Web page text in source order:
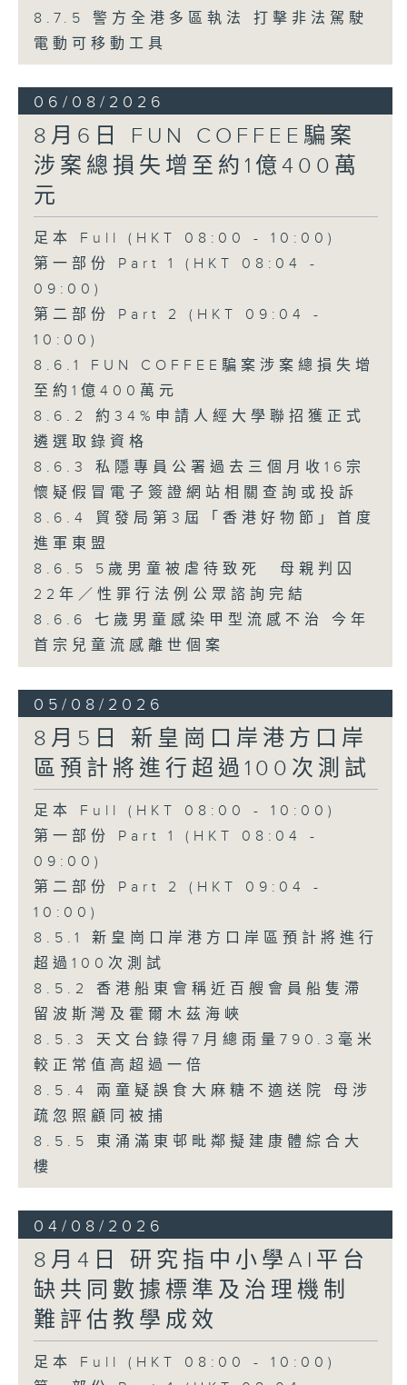
8.7.5 警方全港多區執法 打擊非法駕駛
電動可移動工具
06/08/2026
8月6日 FUN COFFEE騙案
涉案總損失增至約1億400萬
元
足本 Full (HKT 08:00 - 10:00)
第一部份 Part 1 (HKT 08:04 -
09:00)
第二部份 Part 2 (HKT 09:04 -
10:00)
8.6.1 FUN COFFEE騙案涉案總損失增
至約1億400萬元
8.6.2 約34%申請人經大學聯招獲正式
遴選取錄資格
8.6.3 私隱專員公署過去三個月收16宗
懷疑假冒電子簽證網站相關查詢或投訴
8.6.4 貿發局第3屆「香港好物節」首度
進軍東盟
8.6.5 5歲男童被虐待致死 母親判囚
22年／性罪行法例公眾諮詢完結
8.6.6 七歲男童感染甲型流感不治 今年
首宗兒童流感離世個案
05/08/2026
8月5日 新皇崗口岸港方口岸
區預計將進行超過100次測試
足本 Full (HKT 08:00 - 10:00)
第一部份 Part 1 (HKT 08:04 -
09:00)
第二部份 Part 2 (HKT 09:04 -
10:00)
8.5.1 新皇崗口岸港方口岸區預計將進行
超過100次測試
8.5.2 香港船東會稱近百艘會員船隻滯
留波斯灣及霍爾木茲海峽
8.5.3 天文台錄得7月總雨量790.3毫米
較正常值高超過一倍
8.5.4 兩童疑誤食大麻糖不適送院 母涉
疏忽照顧同被捕
8.5.5 東涌滿東邨毗鄰擬建康體綜合大
樓
04/08/2026
8月4日 研究指中小學AI平台
缺共同數據標準及治理機制
難評估教學成效
足本 Full (HKT 08:00 - 10:00)